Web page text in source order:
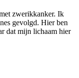
zwerikkanker. Ik
gevolgd. Hier ben
dat mijn lichaam hier